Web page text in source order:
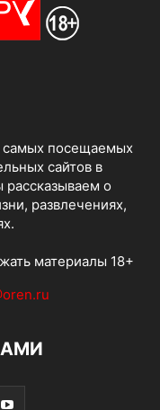
самых посещаемых
сайтов в
о
развлечениях,
материалы 18+